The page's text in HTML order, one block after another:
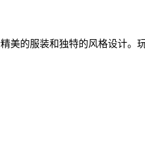
美的服装和独特的风格设计。